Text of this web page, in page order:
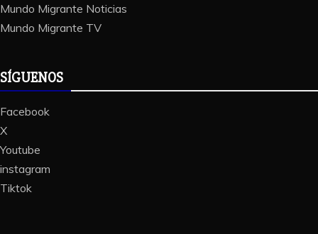
Mundo Migrante Noticias
Mundo Migrante TV
SÍGUENOS
Facebook
X
Youtube
instagram
Tiktok